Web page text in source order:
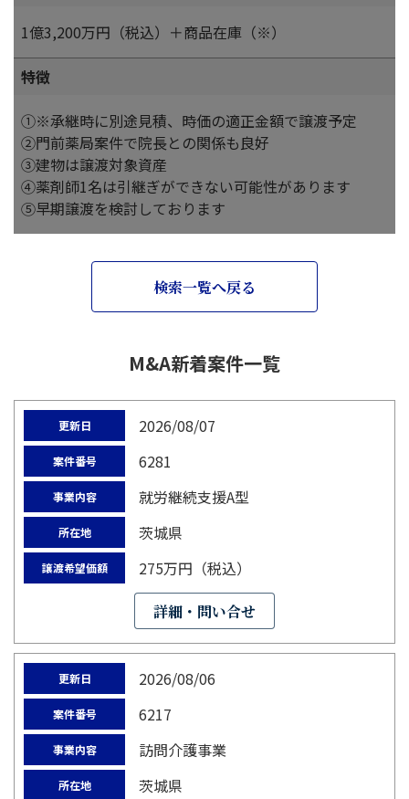
1億3,200万円（税込）＋商品在庫（※）
特徴
①※承継時に別途見積、時価の適正金額で譲渡予定
②門前薬局案件で院長との関係も良好
③建物は譲渡対象資産
④薬剤師1名は引継ぎができない可能性があります
⑤早期譲渡を検討しております
検索一覧へ戻る
M&A新着案件一覧
更新日 2026/08/07
案件番号 6281
事業内容 就労継続支援A型
所在地 茨城県
譲渡希望価額 275万円（税込）
詳細・問い合せ
更新日 2026/08/06
案件番号 6217
事業内容 訪問介護事業
所在地 茨城県